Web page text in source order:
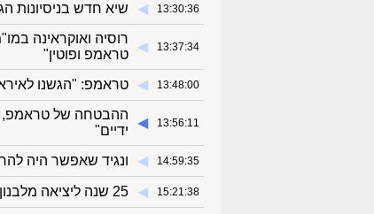
13:30:36
◀︎ שיא חדש בניסיונות הגיוס של טהרן: בן 16
13:37:34
◀︎
טראמפ ופוטין"
13:48:00
◀︎ טראמפ: "הגשנו
13:56:11
◀︎
ההבטחה של טראמפ,
ידיים"
14:59:35
◀︎ ונגיד שאפשר היה
15:21:38
◀︎ 25 שנה ליציאה מלבנון: ההשלכות של הבריחה